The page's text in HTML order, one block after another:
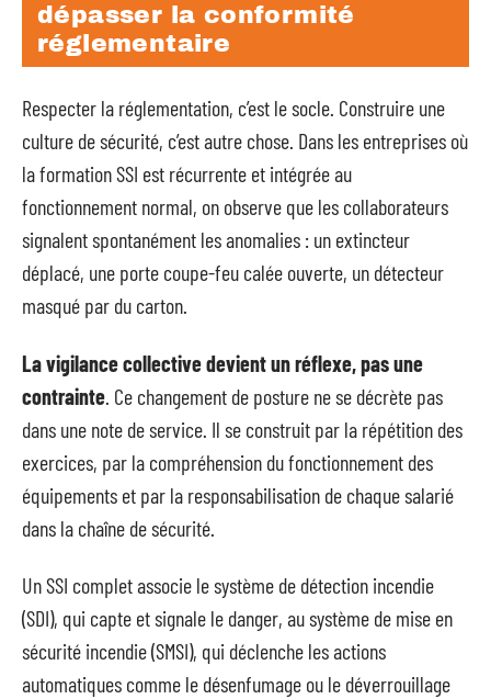
dépasser la conformité
réglementaire
Respecter la réglementation, c’est le socle. Construire une
culture de sécurité, c’est autre chose. Dans les entreprises où
la formation SSI est récurrente et intégrée au
fonctionnement normal, on observe que les collaborateurs
signalent spontanément les anomalies : un extincteur
déplacé, une porte coupe-feu calée ouverte, un détecteur
masqué par du carton.
La vigilance collective devient un réflexe, pas une
contrainte . Ce changement de posture ne se décrète pas
dans une note de service. Il se construit par la répétition des
exercices, par la compréhension du fonctionnement des
équipements et par la responsabilisation de chaque salarié
dans la chaîne de sécurité.
Un SSI complet associe le système de détection incendie
(SDI), qui capte et signale le danger, au système de mise en
sécurité incendie (SMSI), qui déclenche les actions
automatiques comme le désenfumage ou le déverrouillage